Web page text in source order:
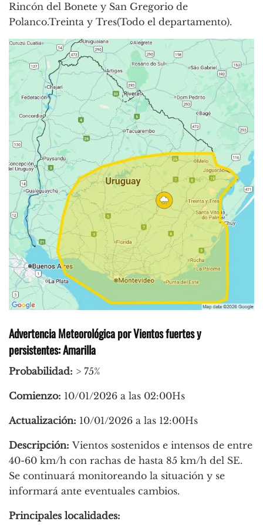
Rincón del Bonete y San Gregorio de
Polanco.Treinta y Tres(Todo el departamento).
Advertencia Meteorológica por Vientos fuertes y
persistentes: Amarilla
Probabilidad: > 75%
Comienzo: 10/01/2026 a las 02:00Hs
Actualización: 10/01/2026 a las 12:00Hs
Descripción: Vientos sostenidos e intensos de entre
40-60 km/h con rachas de hasta 85 km/h del SE.
Se continuará monitoreando la situación y se
informará ante eventuales cambios.
Principales localidades: